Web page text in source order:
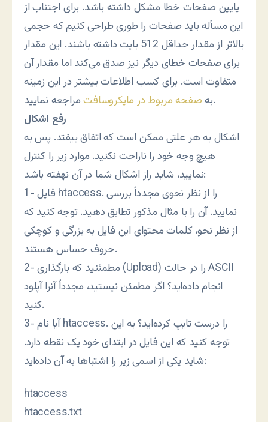
پایین صفحات خطا مشکل داشته باشد. برای اجتناب از
این مسأله باید صفحات را طوری طراحی کنیم که حجمی
بالاتر از مقدار حداقل 512 بایت داشته باشند. این مقدار
برای صفحات خطای دیگر نیز صدق می‌کند اما مقدار آن
متفاوت است. برای کسب اطلاعات بیشتر در این زمینه
بهصفحه مربوط در مایکروسافت
مراجعه نمایید.
رفع اشکال
اشکال به هر علتی ممکن است که اتفاق بیفتد. پس به
هیچ وجه خود را ناراحت نکنید. موارد زیر را کنترل
نمایید، شاید راز اشکال شما در آن نهفته باشد:
1- فایل htaccess. را از نظر نحوی مجدداً بررسی
نمایید. آن را با مثال مذکور تطابق دهید. توجه کنید که
از نظر نحو، کلمات محتوای این فایل به بزرگی و کوچکی
حروف حساس هستند.
2- مطمئنید که بارگذاری (Upload) را در حالت ASCII
انجام داده‌اید؟ اگر مطمئن نیستید، مجدداً آنرا آپلود
کنید.
3- آیا نام htaccess. را درست تایپ کرده‌اید؟ به این
توجه کنید که این فایل در ابتدای خود یک نقطه دارد.
شاید یکی از اسمی زیر را اشتباها به آن داده‌اید:
htaccess
htaccess.txt